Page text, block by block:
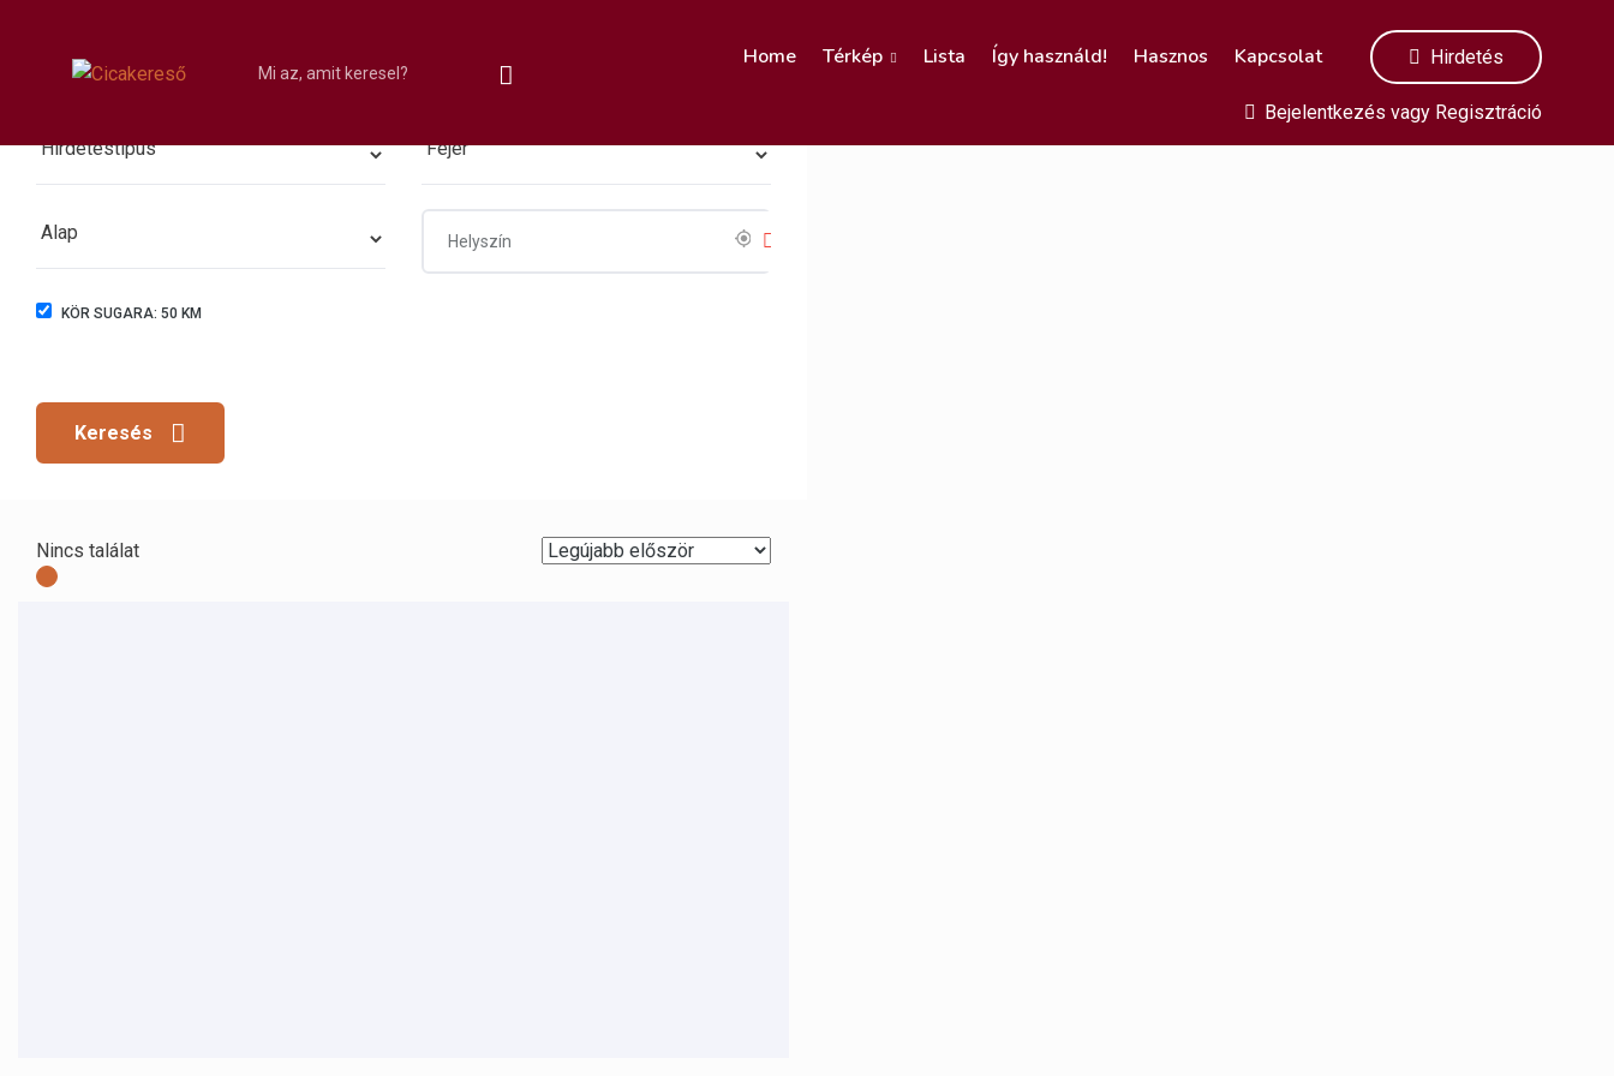
Home Térkép Lista Így használd! Hasznos Kapcsolat Hirdetés
Bejelentkezés vagy Regisztráció
KÖR SUGARA: 50 KM
Keresés
Nincs találat